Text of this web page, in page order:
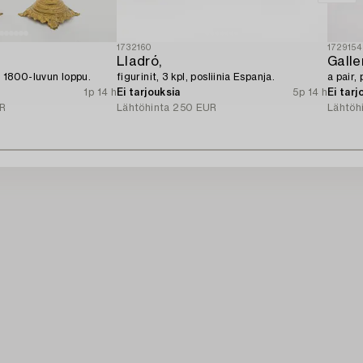
luvun loppu.
1p 14 h
1732160
Lladró,
figurinit, 3 kpl, posliinia Espanja.
Ei tarjouksia
5p 14 h
Lähtöhinta 250 EUR
1729154
a pair,
Ei